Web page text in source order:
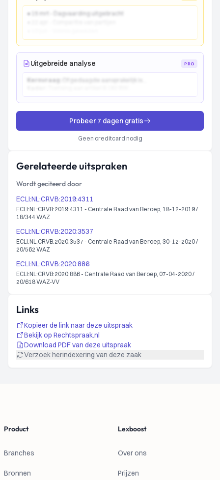
● 15 mrt - Dagvaarding uitgebracht
Uitgebreide analyse PRO
Kernvraag:
Probeer 7 dagen gratis
Geen creditcard nodig
Gerelateerde uitspraken
Wordt geciteerd door
ECLI:NL:CRVB:2019:4311
ECLI:NL:CRVB:2019:4311 - Centrale Raad van Beroep, 18-12-2019 /
18/344 WAZ
ECLI:NL:CRVB:2020:3537
ECLI:NL:CRVB:2020:3537 - Centrale Raad van Beroep, 30-12-2020 /
20/562 WAZ
ECLI:NL:CRVB:2020:886
ECLI:NL:CRVB:2020:886 - Centrale Raad van Beroep, 07-04-2020 /
20/618 WAZ-VV
Links
Kopieer de link naar deze uitspraak
Bekijk op Rechtspraak.nl
Download PDF van deze uitspraak
Verzoek herindexering van deze zaak
Product
Branches
Bronnen
Lexboost
Over ons
Prijzen